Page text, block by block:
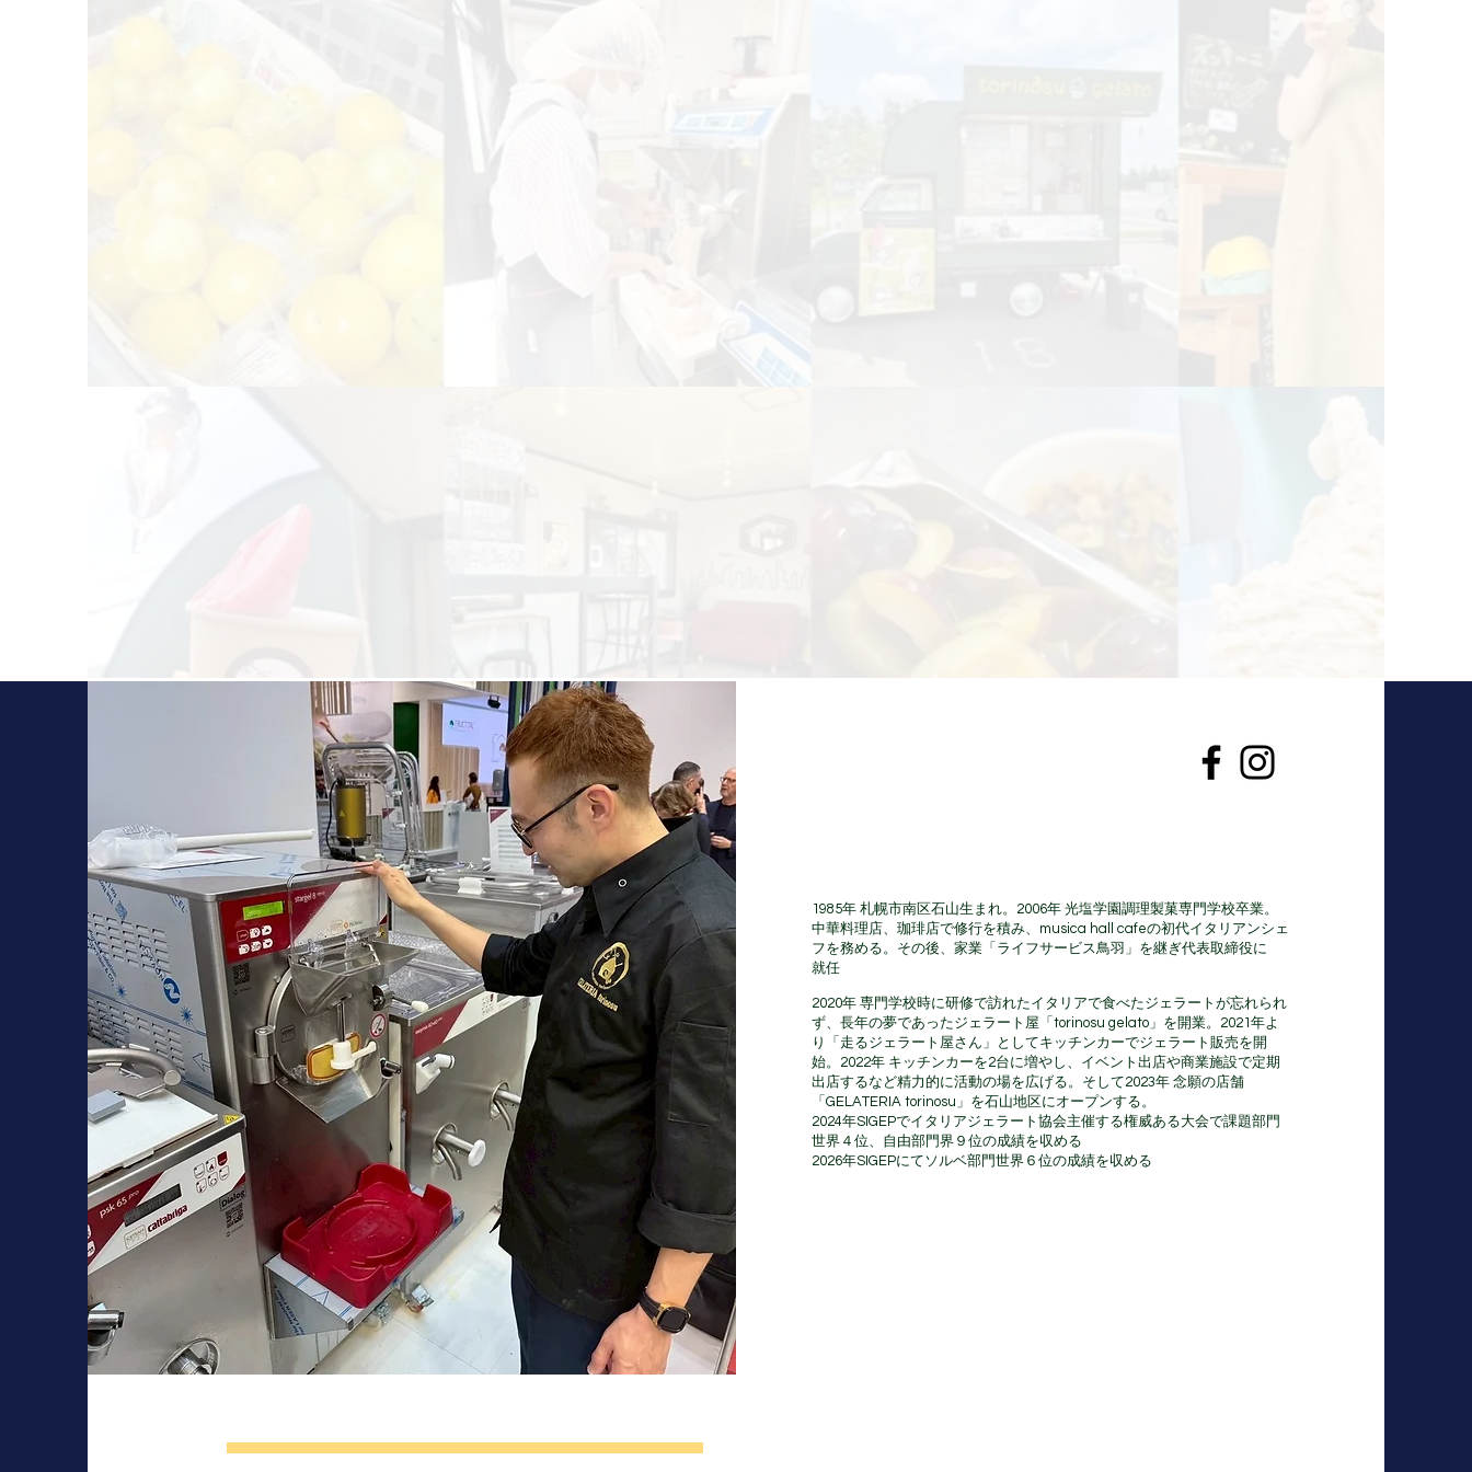
1985年 札幌市南区石山生まれ。2006年 光塩学園調理製菓専門学校卒業。
中華料理店、珈琲店で修行を積み、musica hall cafeの初代イタリアンシェ
フを務める。その後、家業「ライフサービス鳥羽」を継ぎ代表取締役に
​就任
2020年 専門学校時に研修で訪れたイタリアで食べたジェラートが忘れられ
ず、長年の夢であったジェラート屋「torinosu gelato」を開業。2021年よ
り「走るジェラート屋さん」としてキッチンカーでジェラート販売を開
始。2022年 キッチンカーを2台に増やし、イベント出店や商業施設で定期
出店するなど精力的に活動の場を広げる。そして2023年 念願の店舗
「GELATERIA torinosu」を石山地区にオープンする。
2024年SIGEPでイタリアジェラート協会主催する権威ある大会で課題部門
世界４位、自由部門界９位の成績を収める
2026年SIGEPにてソルベ部門世界６位の成績を収める
​業務用・卸販売について